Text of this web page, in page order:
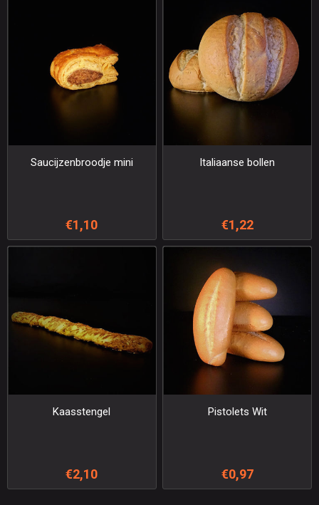
Saucijzenbroodje mini
€1,10
Italiaanse bollen
€1,22
Kaasstengel
€2,10
Pistolets Wit
€0,97